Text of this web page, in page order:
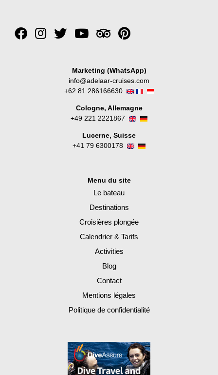
Marketing (WhatsApp)
info@adelaar-cruises.com
+62 81 286166630
Cologne, Allemagne
+49 221 2221867
Lucerne, Suisse
+41 79 6300178
Menu du site
Le bateau
Destinations
Croisières plongée
Calendrier & Tarifs
Activities
Blog
Contact
Mentions légales
Politique de confidentialité